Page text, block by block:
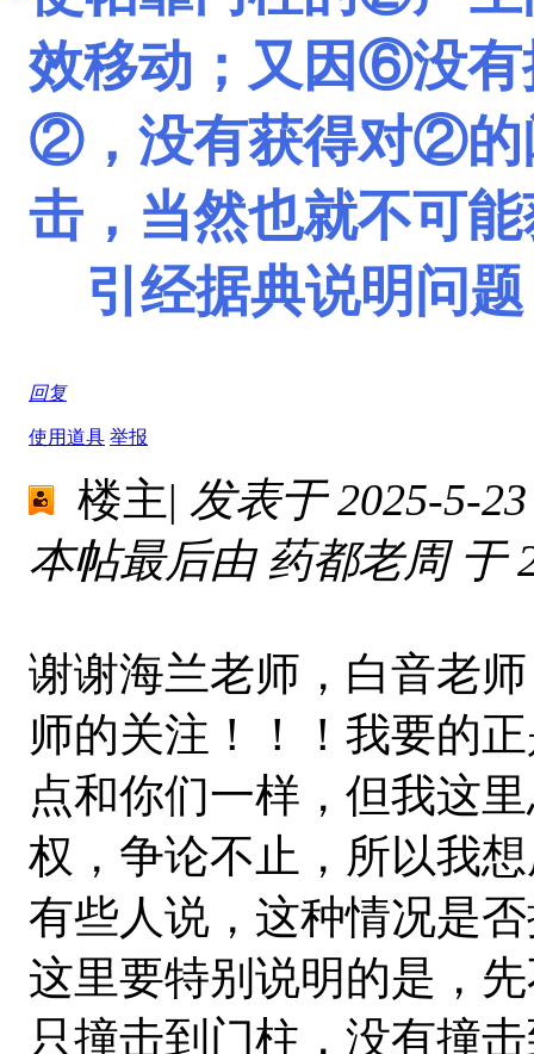
效移动；又因⑥没
②，没有获得对②的
击，当然也就不可
引经据典说明问题
回复
使用道具 举报
楼主| 发表于 2025-5-
本帖最后由 药都老周 于
谢谢海兰老师，白音老
师的关注！！！我要的
点和你们一样，但我这
权，争论不止，所以我
有些人说，这种情况是
这里要特别说明的是，
只撞击到门柱，没有撞